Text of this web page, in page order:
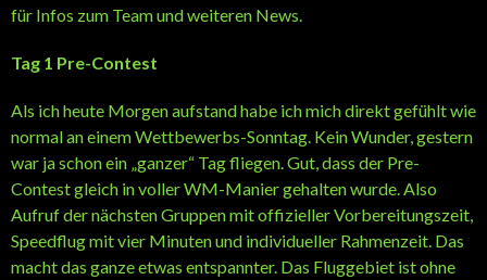
für Infos zum Team und weiteren News.
Tag 1 Pre-Contest
Als ich heute Morgen aufstand habe ich mich direkt gefühlt wie
normal an einem Wettbewerbs-Sonntag. Kein Wunder, gestern
war ja schon ein „ganzer“ Tag fliegen. Gut, dass der Pre-
Contest gleich in voller WM-Manier gehalten wurde. Also
Aufruf der nächsten Gruppen mit offizieller Vorbereitungszeit,
Speedflug mit vier Minuten und individueller Rahmenzeit. Das
macht das ganze etwas entspannter. Das Fluggebiet ist ohne